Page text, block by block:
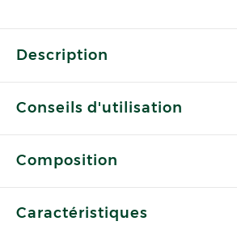
Description
Conseils d'utilisation
Composition
Caractéristiques